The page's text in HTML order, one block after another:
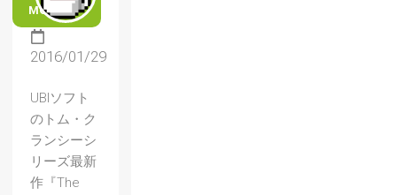
MORE
2016/01/29
UBIソフト
のトム・ク
ランシーシ
リーズ最新
作『The